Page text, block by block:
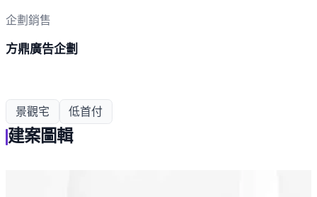
企劃銷售
方鼎廣告企劃
景觀宅 低首付
建案圖輯